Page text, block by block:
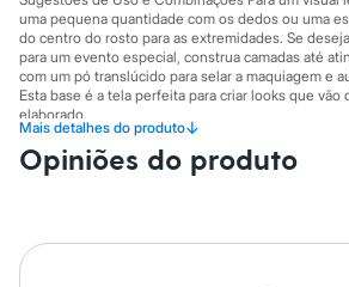
Pijamas
Sutiãs e Tops
Moda praia
Biquínis
Maiôs
Saídas de praia
Personagens
Plus size
Blusas e Camisetas
Jeans
Moda esportiva
uma pequena quantidade com os dedos ou uma
do centro do rosto para as extremidades. Se
para um evento especial, construa camadas até
com um pó translúcido para selar a maquiagem e
Esta base é a tela perfeita para criar looks que vão
elaborado.
A gente se encontra na C&A! ❤
Mais detalhes do produto↓
Informacoes gerais:
Opiniões do produto